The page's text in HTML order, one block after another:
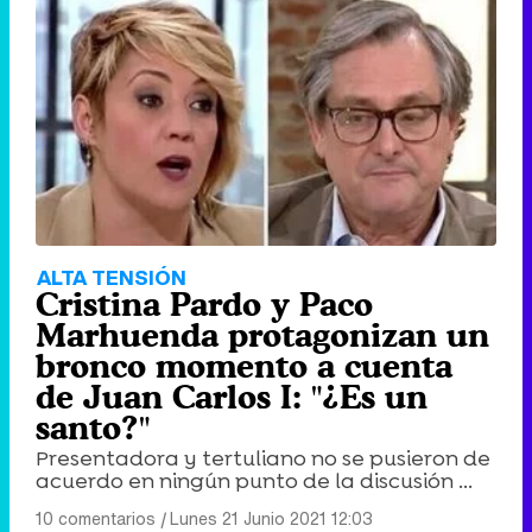
ALTA TENSIÓN
Cristina Pardo y Paco
Marhuenda protagonizan un
bronco momento a cuenta
de Juan Carlos I: "¿Es un
santo?"
Presentadora y tertuliano no se pusieron de
acuerdo en ningún punto de la discusión ...
10 comentarios |Lunes 21 Junio 2021 12:03